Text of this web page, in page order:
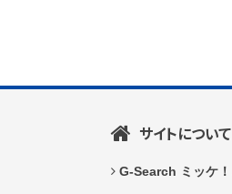
サイトについて
G-Search ミッケ